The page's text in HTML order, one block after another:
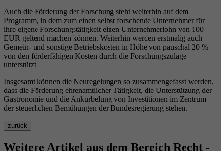
Auch die Förderung der Forschung steht weiterhin auf dem
Programm, in dem zum einen selbst forschende Unternehmer für
ihre eigene Forschungstätigkeit einen Unternehmerlohn von 100
EUR geltend machen können. Weiterhin werden erstmalig auch
Gemein- und sonstige Betriebskosten in Höhe von pauschal 20 %
von den förderfähigen Kosten durch die Forschungszulage
unterstützt.
Insgesamt können die Neuregelungen so zusammengefasst werden,
dass die Förderung ehrenamtlicher Tätigkeit, die Unterstützung der
Gastronomie und die Ankurbelung von Investitionen im Zentrum
der steuerlichen Bemühungen der Bundesregierung stehen.
zurück
Weitere Artikel aus dem Bereich Recht -